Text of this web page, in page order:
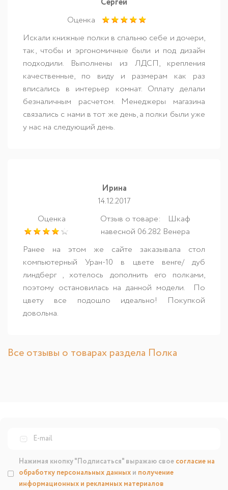
Сергей
Оценка
Искали книжные полки в спальню себе и дочери,
так, чтобы и эргономичные были и под дизайн
подходили. Выполнены из ЛДСП, крепления
качественные, по виду и размерам как раз
вписались в интерьер комнат. Оплату делали
безналичным расчетом. Менеджеры магазина
связались с нами в тот же день, а полки были уже
у нас на следующий день.
Ирина
14.12.2017
Оценка
Отзыв о товаре:
Шкаф
навесной 06.282 Венера
Ранее на этом же сайте заказывала стол
компьютерный Уран-10 в цвете венге/ дуб
линдберг , хотелось дополнить его полками,
поэтому остановилась на данной модели. По
цвету все подошло идеально! Покупкой
довольна.
Все отзывы о товарах раздела Полка
Нажимая кнопку "Подписаться" выражаю свое согласие на
обработку персональных данных и получение
информационных и рекламных материалов